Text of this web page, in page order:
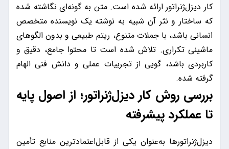
کار دیزل‌ژنراتور ارائه شده است. متن به گونه‌ای نگاشته شده
که ساختار و نثر آن شبیه به نوشته یک نویسنده متخصص
انسانی باشد، با جملات متنوع، ریتم طبیعی و بدون الگوهای
ماشینی تکراری. تلاش شده است تا محتوا جامع، دقیق و
کاربردی باشد، گویی از تجربیات عملی و دانش فنی الهام
گرفته شده.
بررسی روش کار دیزل‌ژنراتور؛ از اصول پایه
تا عملکرد پیشرفته
دیزل‌ژنراتورها به‌عنوان یکی از قابل‌اعتمادترین منابع تأمین